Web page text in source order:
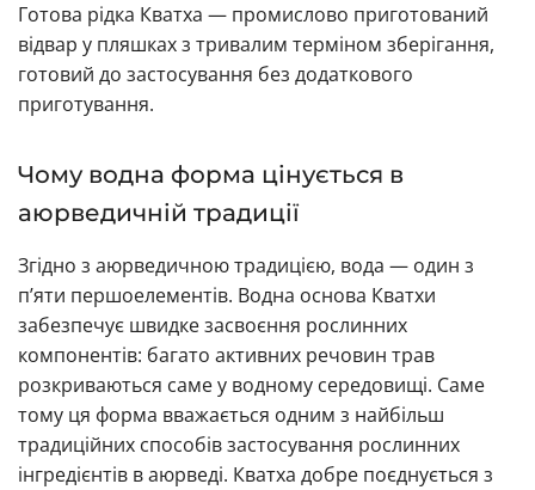
Готова рідка Кватха — промислово приготований
відвар у пляшках з тривалим терміном зберігання,
готовий до застосування без додаткового
приготування.
Чому водна форма цінується в
аюрведичній традиції
Згідно з аюрведичною традицією, вода — один з
п’яти першоелементів. Водна основа Кватхи
забезпечує швидке засвоєння рослинних
компонентів: багато активних речовин трав
розкриваються саме у водному середовищі. Саме
тому ця форма вважається одним з найбільш
традиційних способів застосування рослинних
інгредієнтів в аюрведі. Кватха добре поєднується з